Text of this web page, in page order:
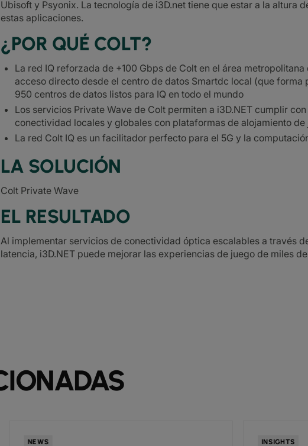
Ubisoft y Psyonix. La tecnología de i3D.net tiene que estar a la altura
estas aplicaciones.
¿POR QUÉ COLT?
La red IQ reforzada de +100 Gbps de Colt en el área
acceso directo desde el centro de datos Smartdc local (que forma
950 centros de datos listos para IQ en todo el mundo
Los servicios Private Wave de Colt permiten a i3D.NET cumplir
conectividad locales y globales con plataformas de alojamiento
La red Colt IQ es un facilitador perfecto para el 5G y la
LA SOLUCIÓN
Colt Private Wave
EL RESULTADO
Al implementar servicios de conectividad óptica escalables a través
latencia, i3D.NET puede mejorar las experiencias de juego de miles